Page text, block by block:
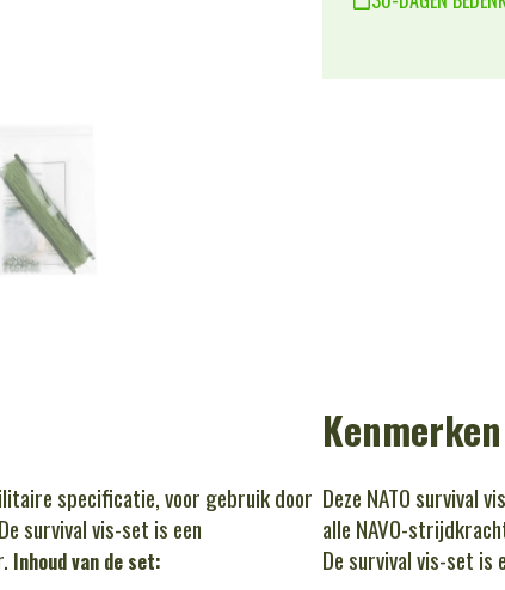
specificatie, voor gebruik door
survival vis-set is een
Inhoud van de set:
Kenmerken
Deze NATO survival
alle NAVO-
De survival vis-set is